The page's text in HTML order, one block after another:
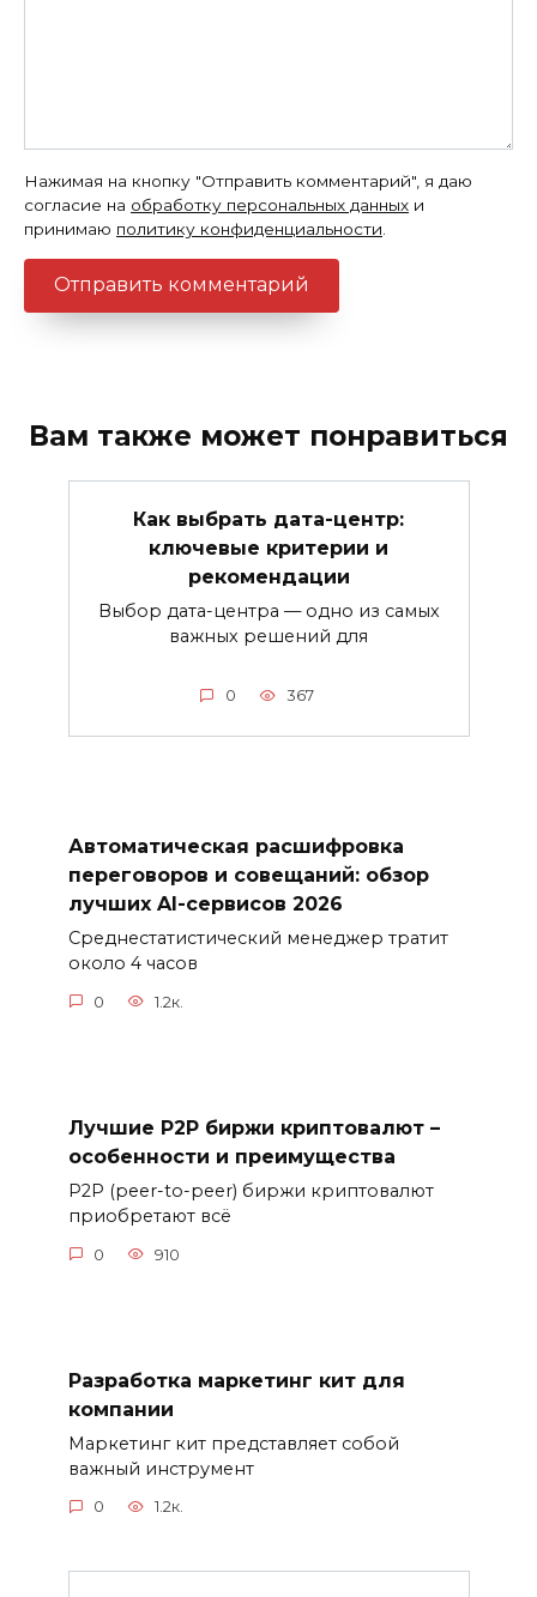
Нажимая на кнопку "Отправить комментарий", я даю
согласие на обработку персональных данных и
принимаю политику конфиденциальности
Вам также может понравиться
Как выбрать дата-центр:
ключевые критерии и
рекомендации
Выбор дата-центра — одно из самых
важных решений для
0 367
Автоматическая расшифровка
переговоров и совещаний: обзор
лучших AI-сервисов 2026
Среднестатистический менеджер тратит
около 4 часов
0 1.2к.
Лучшие P2P биржи криптовалют –
особенности и преимущества
P2P (peer-to-peer) биржи криптовалют
приобретают всё
0 910
Разработка маркетинг кит для
компании
Маркетинг кит представляет собой
важный инструмент
0 1.2к.